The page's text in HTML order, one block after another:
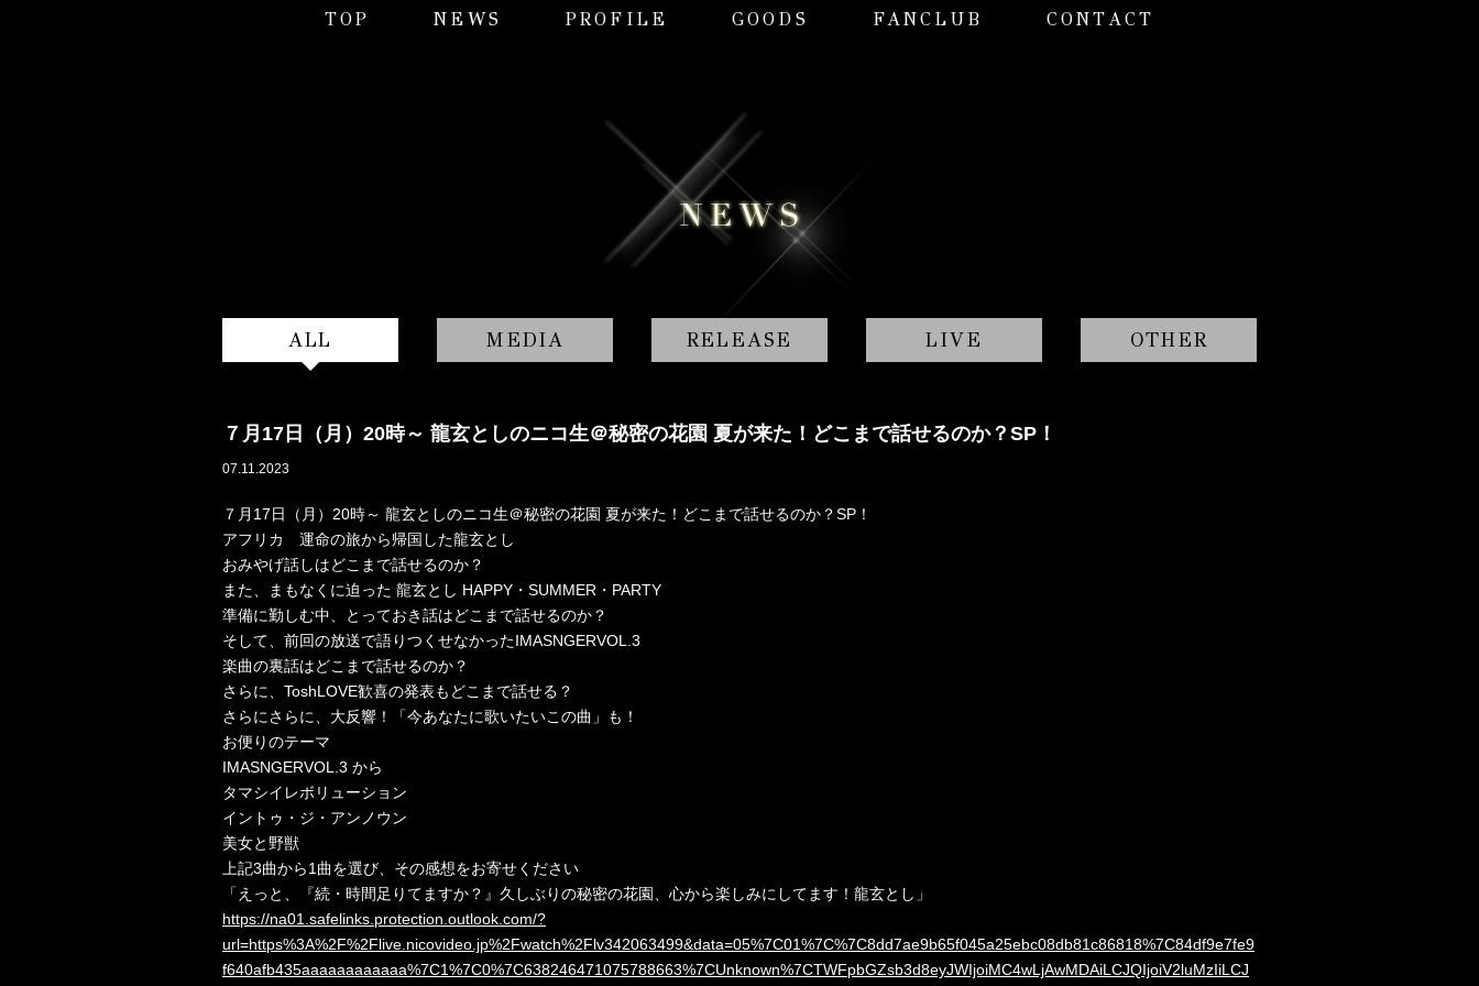
TOP NEWS PROFILE GOODS FANCLUB CONTACT
ALL MEDIA RELEASE LIVE OTHER
７月17日（月）20時～ 龍玄としのニコ生＠秘密の花園 夏が来た！どこまで話せるのか？SP！
07.11.2023
７月17日（月）20時～ 龍玄としのニコ生＠秘密の花園 夏が来た！どこまで話せるのか？SP！
アフリカ 運命の旅から帰国した龍玄とし
おみやげ話しはどこまで話せるのか？
また、まもなくに迫った 龍玄とし HAPPY・SUMMER・PARTY
準備に勤しむ中、とっておき話はどこまで話せるのか？
そして、前回の放送で語りつくせなかったIMASNGERVOL.3
楽曲の裏話はどこまで話せるのか？
さらに、ToshLOVE歓喜の発表もどこまで話せる？
さらにさらに、大反響！「今あなたに歌いたいこの曲」も！
お便りのテーマ
IMASNGERVOL.3 から
タマシイレボリューション
イントゥ・ジ・アンノウン
美女と野獣
上記3曲から1曲を選び、その感想をお寄せください
「えっと、『続・時間足りてますか？』久しぶりの秘密の花園、心から楽しみにしてます！龍玄とし」
https://na01.safelinks.protection.outlook.com/?
url=https%3A%2F%2Flive.nicovideo.jp%2Fwatch%2Flv342063499&data=05%7C01%7C%7C8dd7ae9b65f045a25ebc08db81c86818%7C84df9e7fe9
f640afb435aaaaaaaaaaaa%7C1%7C0%7C638246471075788663%7CUnknown%7CTWFpbGZsb3d8eyJWIjoiMC4wLjAwMDAiLCJQIjoiV2luMzIiLCJ